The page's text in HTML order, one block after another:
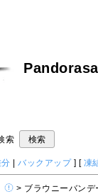
索
|バックアップ] [ 凍
> ブラウニーバンデ